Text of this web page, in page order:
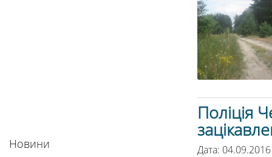
Поліція
Дата:
Новини